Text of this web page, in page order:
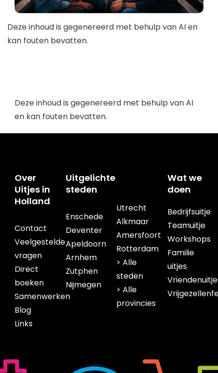
Deze inhoud is gegenereerd met behulp van AI en
kan fouten bevatten.
Deze inhoud is gegenereerd met behulp van AI
en kan fouten bevatten.
Over
Uitjes in
Holland
Contact
Veelgestelde
vragen
Direct
boeken
Samenwerken
Blog
Links
Uitgelichte
steden
Enschede
Deventer
Apeldoorn
Arnhem
Zutphen
Nijmegen
Utrecht
Alkmaar
Amersfoort
Rotterdam
> Alle
steden
> Alle
provincies
Wat we
doen
Bedrijfsuitje
Teamuitje
Workshops
Familie
uitjes